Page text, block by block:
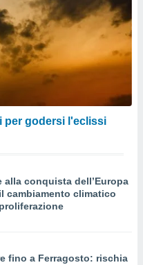
per godersi l'eclissi
alla conquista dell’Europa
cambiamento climatico
fino a Ferragosto: rischia